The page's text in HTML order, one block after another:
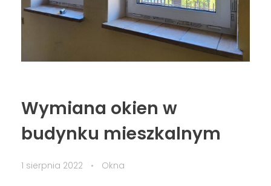
Wymiana okien w
budynku mieszkalnym
1 sierpnia 2022 Okna